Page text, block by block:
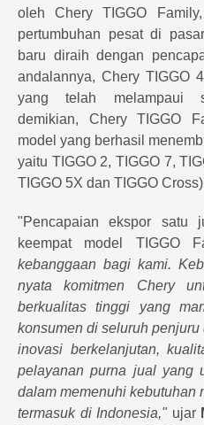
olehChery TIGGO
pertumbuhan pesat di
baru diraih dengan
andalannya, CheryTIGGO
yang telah melampaui
demikian, CheryTIGGO
model yang berhasil
yaitu TIGGO 2, TIGGO 7,
TIGGO 5X dan TIGGO
"Pencapaian ekspor satu
keempat model TIGGO
kebanggaan bagi kami.
nyata komitmen Chery
berkualitas tinggi yang
konsumen di seluruh
inovasi berkelanjutan,
pelayanan purna jual yang
dalam memenuhi kebutuhan
termasuk di Indonesia," ujar